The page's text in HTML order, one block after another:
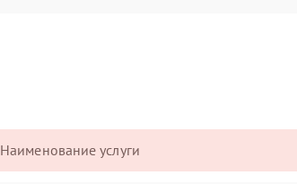
Наименование услуги